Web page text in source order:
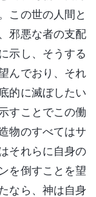
この世の人間と
邪悪な者の支配
示し、そうする
んでおり、それ
的に滅ぼしたい
すことでこの働
物のすべてはサ
それらに自身の
を倒すことを望
なら、神は自身